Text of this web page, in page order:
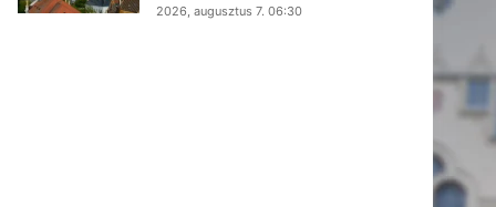
2026, augusztus 7. 06:30